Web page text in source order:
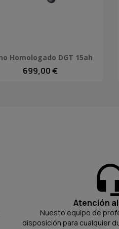
Vista rápida
Homologado DGT 15ah
699,00 €
Atención
Nuesto equipo de
disposición para cualquier